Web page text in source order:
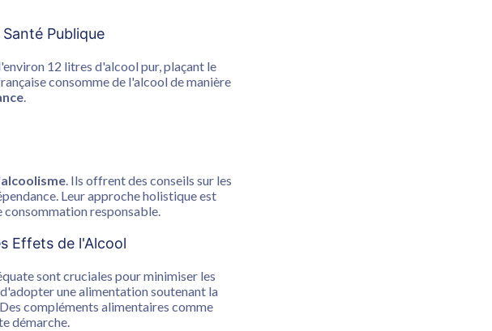
Publique
12 litres d'alcool pur, plaçant le
consomme de l'alcool de manière
.
alcoolisme. Ils offrent des conseils sur les
Leur approche holistique est
consommation responsable.
Effets de l'Alcool
sont cruciales pour minimiser les
une alimentation soutenant la
compléments alimentaires comme
démarche.